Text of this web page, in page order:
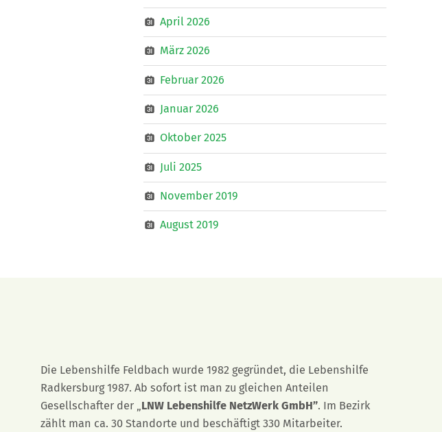
April 2026
März 2026
Februar 2026
Januar 2026
Oktober 2025
Juli 2025
November 2019
August 2019
Die Lebenshilfe Feldbach wurde 1982 gegründet, die Lebenshilfe
Radkersburg 1987. Ab sofort ist man zu gleichen Anteilen
Gesellschafter der „LNW Lebenshilfe NetzWerk GmbH”. Im Bezirk
zählt man ca. 30 Standorte und beschäftigt 330 Mitarbeiter.